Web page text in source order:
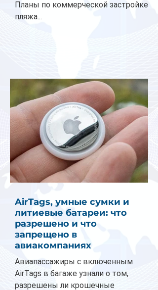
Планы по коммерческой застройке
пляжа...
AirTags, умные сумки и
литиевые батареи: что
разрешено и что
запрещено в
авиакомпаниях
Авиапассажиры с включенным
AirTags в багаже узнали о том,
разрешены ли крошечные